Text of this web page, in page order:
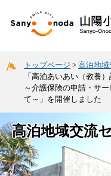
トップページ > 高泊地域
「高泊あいあい（教養
～介護保険の申請・サ
て～」を開催しました
高泊地域交流